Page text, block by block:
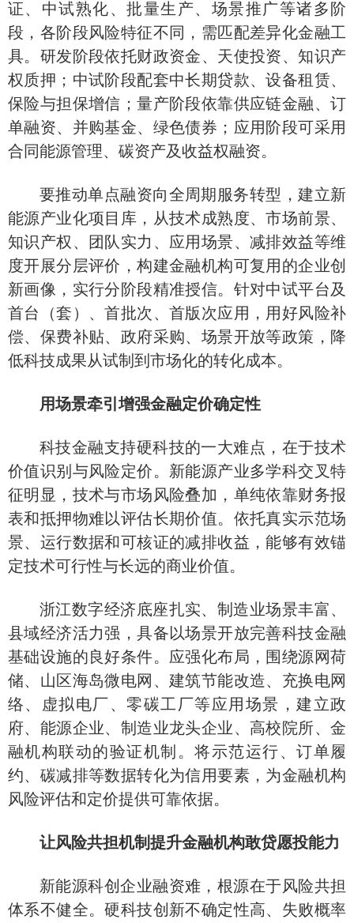
证、中试熟化、批量生产、场景推广等诸多阶
段，各阶段风险特征不同，需匹配差异化金融工
具。研发阶段依托财政资金、天使投资、知识产
权质押；中试阶段配套中长期贷款、设备租赁、
保险与担保增信；量产阶段依靠供应链金融、订
单融资、并购基金、绿色债券；应用阶段可采用
合同能源管理、碳资产及收益权融资。
要推动单点融资向全周期服务转型，建立新
能源产业化项目库，从技术成熟度、市场前景、
知识产权、团队实力、应用场景、减排效益等维
度开展分层评价，构建金融机构可复用的企业创
新画像，实行分阶段精准授信。针对中试平台及
首台（套）、首批次、首版次应用，用好风险补
偿、保费补贴、政府采购、场景开放等政策，降
低科技成果从试制到市场化的转化成本。
用场景牵引增强金融定价确定性
科技金融支持硬科技的一大难点，在于技术
价值识别与风险定价。新能源产业多学科交叉特
征明显，技术与市场风险叠加，单纯依靠财务报
表和抵押物难以评估长期价值。依托真实示范场
景、运行数据和可核证的减排收益，能够有效锚
定技术可行性与长远的商业价值。
浙江数字经济底座扎实、制造业场景丰富、
县域经济活力强，具备以场景开放完善科技金融
基础设施的良好条件。应强化布局，围绕源网荷
储、山区海岛微电网、建筑节能改造、充换电网
络、虚拟电厂、零碳工厂等应用场景，建立政
府、能源企业、制造业龙头企业、高校院所、金
融机构联动的验证机制。将示范运行、订单履
约、碳减排等数据转化为信用要素，为金融机构
风险评估和定价提供可靠依据。
让风险共担机制提升金融机构敢贷愿投能力
新能源科创企业融资难，根源在于风险共担
体系不健全。硬科技创新不确定性高、失败概率